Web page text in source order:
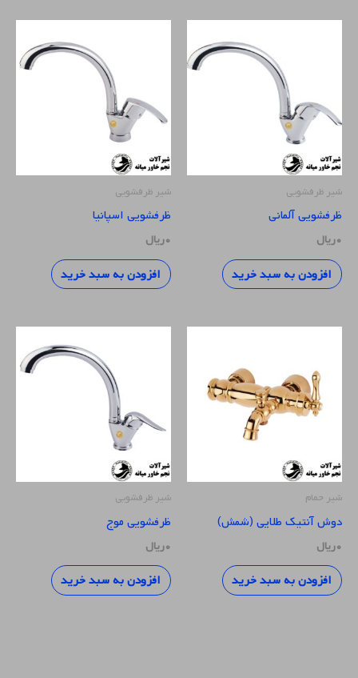
شیر ظرفشویی
ظرفشویی آلمانی
۰ریال
افزودن به سبد خرید
شیر ظرفشویی
ظرفشویی اسپانیا
۰ریال
افزودن به سبد خرید
شیر حمام
دوش آنتیک طلایی (شمش)
۰ریال
افزودن به سبد خرید
شیر ظرفشویی
ظرفشویی موج
۰ریال
افزودن به سبد خرید